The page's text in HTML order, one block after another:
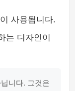
사용됩니다.
는 디자인이
니다. 그것은